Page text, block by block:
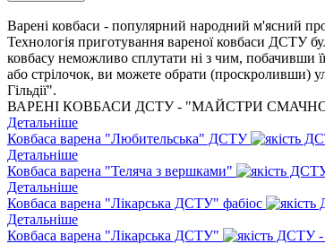
Варені ковбаси - популярний народний м'ясний
Технологія приготування вареної ковбаси ДСТУ
ковбасу неможливо сплутати ні з чим, побачивши
або стрілочок, ви можете обрати (проскроливши)
Гільдії".
ВАРЕНІ КОВБАСИ ДСТУ - "МАЙСТРИ
Детальніше
Ковбаса варена "Любительська" ДСТУ
Детальніше
Ковбаса варена "Теляча з вершками"
Детальніше
Ковбаса варена "Лікарська ДСТУ" фабіос
Детальніше
Ковбаса варена "Лікарська ДСТУ"